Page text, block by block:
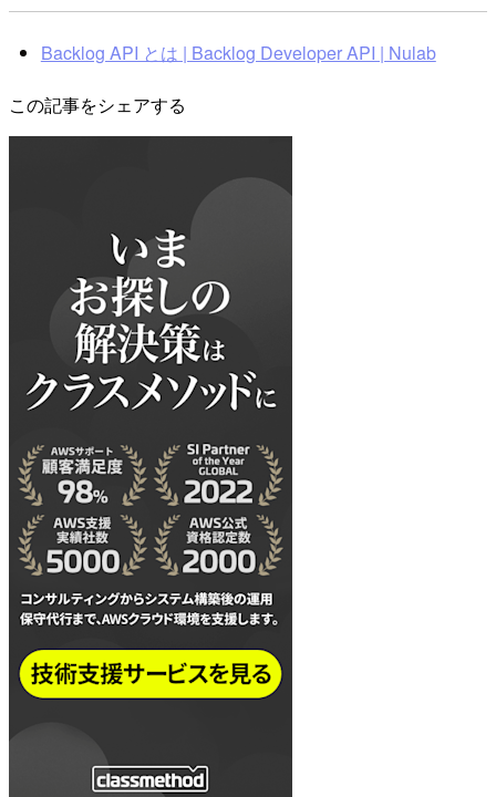
Backlog API とは | Backlog Developer API | Nulab
この記事をシェアする